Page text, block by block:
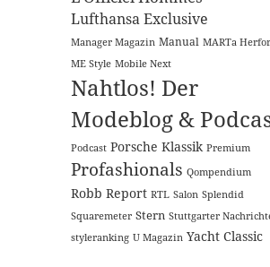
Lufthansa Exclusive
Manager Magazin Manual MARTa
ME Style Mobile Next
Nahtlos! Der
Modeblog &
Podcast Porsche Klassik Premium
Profashionals Qompendium
Robb Report RTL Salon Splendid
Squaremeter Stern Stuttgarter
styleranking U Magazin Yacht Classic